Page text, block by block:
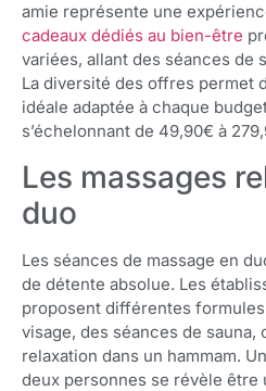
amie représente une
cadeaux dédiés au bien-être
variées, allant des séances de
La diversité des offres permet
idéale adaptée à chaque
s’échelonnant de 49,90€ à
Les massages
duo
Les séances de massage en
de détente absolue. Les
proposent différentes
visage, des séances de sauna,
relaxation dans un hammam.
deux personnes se révèle être